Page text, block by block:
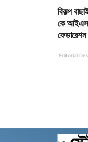
বিকল্প
কে
Editorial